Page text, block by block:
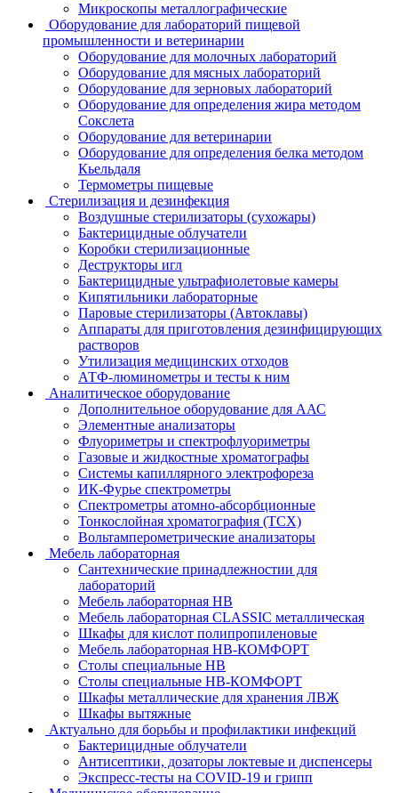
Микроскопы металлографические
Оборудование для лабораторий пищевой
промышленности и ветеринарии
Оборудование для молочных лабораторий
Оборудование для мясных лабораторий
Оборудование для зерновых лабораторий
Оборудование для определения жира методом
Сокслета
Оборудование для ветеринарии
Оборудование для определения белка методом
Кьельдаля
Термометры пищевые
Стерилизация и дезинфекция
Воздушные стерилизаторы (сухожары)
Бактерицидные облучатели
Коробки стерилизационные
Деструкторы игл
Бактерицидные ультрафиолетовые камеры
Кипятильники лабораторные
Паровые стерилизаторы (Автоклавы)
Аппараты для приготовления дезинфицирующих
растворов
Утилизация медицинских отходов
АТФ-люминометры и тесты к ним
Аналитическое оборудование
Дополнительное оборудование для ААС
Элементные анализаторы
Флуориметры и спектрофлуориметры
Газовые и жидкостные хроматографы
Системы капиллярного электрофореза
ИК-Фурье спектрометры
Спектрометры атомно-абсорбционные
Тонкослойная хроматография (ТСХ)
Вольтамперометрические анализаторы
Мебель лабораторная
Сантехнические принадлежностии для
лабораторий
Мебель лабораторная НВ
Мебель лабораторная CLASSIC металлическая
Шкафы для кислот полипропиленовые
Мебель лабораторная НВ-КОМФОРТ
Столы специальные НВ
Столы специальные НВ-КОМФОРТ
Шкафы металлические для хранения ЛВЖ
Шкафы вытяжные
Актуально для борьбы и профилактики инфекций
Бактерицидные облучатели
Антисептики, дозаторы локтевые и диспенсеры
Экспресс-тесты на COVID-19 и грипп